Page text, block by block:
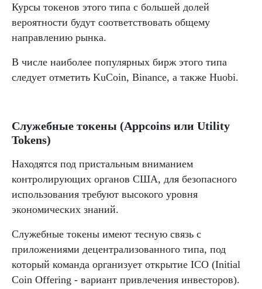
Курсы токенов этого типа с большей долей
вероятности будут соответствовать общему
направлению рынка.
В числе наиболее популярных бирж этого типа
следует отметить KuCoin, Binance, а также Huobi.
Служебные токены (Appcoins или Utility
Tokens)
Находятся под пристальным вниманием
контролирующих органов США, для безопасного
использования требуют высокого уровня
экономических знаний.
Служебные токены имеют тесную связь с
приложениями децентрализованного типа, под
который команда организует открытие ICO (Initial
Coin Offering - вариант привлечения инвесторов).